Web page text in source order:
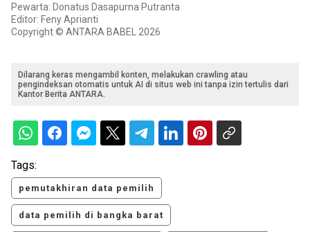
Pewarta: Donatus Dasapurna Putranta
Editor: Feny Aprianti
Copyright © ANTARA BABEL 2026
Dilarang keras mengambil konten, melakukan crawling atau
pengindeksan otomatis untuk AI di situs web ini tanpa izin tertulis dari
Kantor Berita ANTARA.
Tags:
pemutakhiran data pemilih
data pemilih di bangka barat